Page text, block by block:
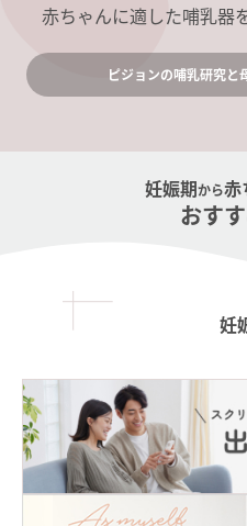
赤ちゃんに適した哺乳器
ピジョンの哺乳研究と
妊娠期から赤
おす
妊